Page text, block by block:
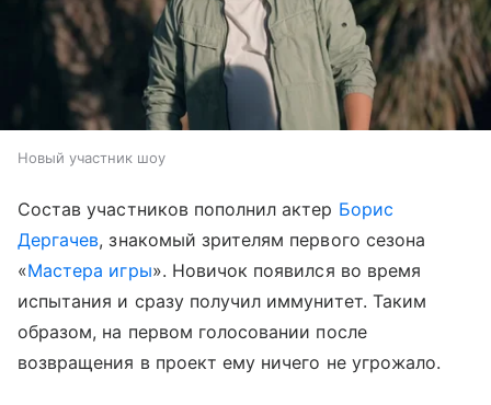
Новый участник шоу
Состав участников пополнил актер Борис
Дергачев, знакомый зрителям первого сезона
«Мастера игры». Новичок появился во время
испытания и сразу получил иммунитет. Таким
образом, на первом голосовании после
возвращения в проект ему ничего не угрожало.